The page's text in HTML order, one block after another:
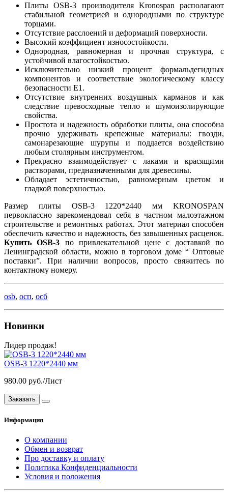
Плиты OSB-3 производителя Kronospan располагают
стабильной геометрией и однородными по структуре
торцами.
Отсутствие расслоений и деформаций поверхности.
Высокий коэффициент износостойкости.
Однородная, равномерная и прочная структура, с
устойчивой влагостойкостью.
Исключительно низкий процент формальдегидных
компонентов и соответствие экологическому классу
безопасности Е1.
Отсутствие внутренних воздушных карманов и как
следствие превосходные тепло и шумоизолирующие
свойства.
Простота и надежность обработки плиты, она способна
прочно удерживать крепежные материалы: гвозди,
самонарезающие шурупы и поддается воздействию
любым столярным инструментом.
Прекрасно взаимодействует с лаками и красящими
растворами, предназначенными для древесины.
Обладает эстетичностью, равномерным цветом и
гладкой поверхностью.
Размер плиты OSB-3 1220*2440 мм KRONOSPAN
первоклассно зарекомендовал себя в частном малоэтажном
строительстве и ремонтных работах. Этот материал способен
обеспечить качество и надежность, без завышенных расценок.
Купить OSB-3 по привлекательной цене с доставкой по
Ленинградской области, можно в торговом доме “ Оптовые
поставки”. При наличии вопросов, просто свяжитесь по
контактному номеру.
osb, осп, осб
Новинки
Лидер продаж!
OSB-3 1220*2440 мм
980.00 руб./Лист
Заказать
Информация
О компании
Обмен и возврат
Про доставку и оплату
Политика Конфиденциальности
Условия и положения